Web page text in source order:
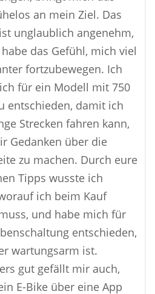
an mein Ziel. Das
unglaublich angenehm,
das Gefühl, mich viel
fortzubewegen. Ich
für ein Modell mit 750
entschieden, damit ich
Strecken fahren kann,
Gedanken über die
zu machen. Durch eure
Tipps wusste ich
ich beim Kauf
und habe mich für
entschieden,
wartungsarm ist.
gut gefällt mir auch,
E-Bike über eine App